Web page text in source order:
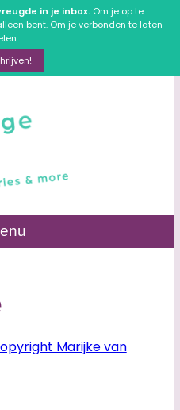
in je inbox. Om je op te
bent. Om je verbonden te laten